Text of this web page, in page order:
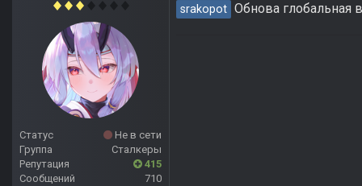
Статус
Не в сети
Группа
Сталкеры
Репутация
415
Сообщений
710
srakopot Обнова глобальная